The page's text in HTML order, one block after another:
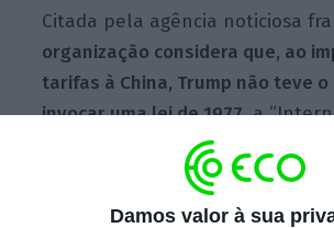
Damos valor à sua
Citada pela agência noticiosa
organização considera que, ao
tarifas à China, Trump não teve
invocar uma lei de 1977,a
Economic Emergency Power Act”
sigla inglesa), que confere ao
poderes alargados para regular